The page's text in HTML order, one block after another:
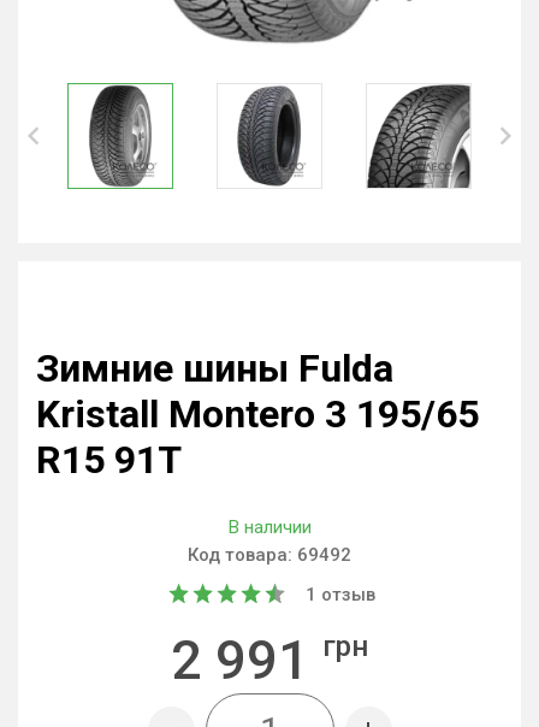
Зимние шины Fulda
Kristall Montero 3 195/65
R15 91T
В наличии
Код товара: 69492
1 отзыв
2 991 грн